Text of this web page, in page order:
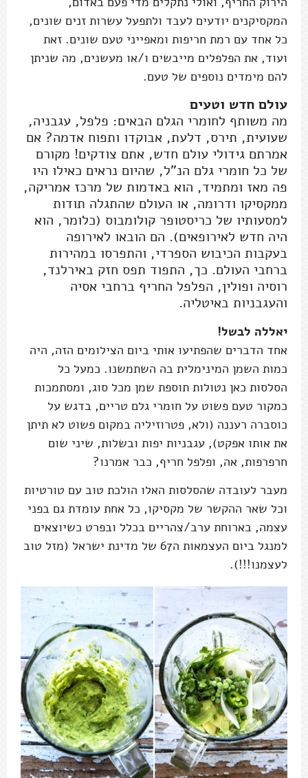
המקסיקנים יודעים לעבד ולתפעל עשרות זנים שונים,
כל אחד עם רמת חריפות ומאפייני טעם שונים. זאת
ועוד, את הפלפלים מייבשים ו/או מעשנים, מה שניתן
להם מימדים נוספים של טעם.
עולם חדש וטעים
מה משותף לחומרי הגלם הבאים: פלפל, עגבניה,
שעועית, תירס, דלעת, אבוקדו ותפוח אדמה? אם
אמרתם גידולי עולם חדש, אתם צודקים! מקורם
של כל חומרי גלם הנ"ל, שהיום נראים כאילו היו
פה מאז ומתמיד, הוא באדמות של מרכז אמריקה,
ממקסיקו ודרומה, או העולם שהתגלה תודות
למסעותיו של כריסטופר קולומבוס (כלומר, הוא
היה חדש לאירופאים). הם הובאו לאירופה
בעקבות הכיבוש הספרדי, והתפרסו במהירות
ברחבי העולם. כך, התפוד תפס חזק באירלנד,
רוסיה ופולין, הפלפל החריף ברחבי אסיה
והעגבניות באיטליה.
יאללה לבשל!
אחד הדברים שהפתיעו אותי ביום הצילומים הזה, היה
כמות השמן המינימלית בה השתמשנו. כמעל כל
הסלסות כאן נטולות תוספת שמן מכל סוג, ומסתמכות
כמקור טעם פשוט על חומרי גלם טריים, בדגש על
כוסברה רעננה (ולא, פטרוזיליה במקום פשוט לא תיתן
את אותו אפקט), עגבניות יפות ובשלות, שיני שום
חרפרפות, אה, ופלפל חריף, כבר אמרנו?
מעבר לעובדה שהסלסות האלו הולכת טוב עם טורטיות
וכל שאר ההקשר של מקסיקו, כל אחת עומדת גם בפני
עצמה, בארוחת ערב/צהריים בכלל ובפרט כשיוצאים
למנגל ביום העצמאות ה67 של מדינת ישראל (מזל טוב
לעצמנו!!!).